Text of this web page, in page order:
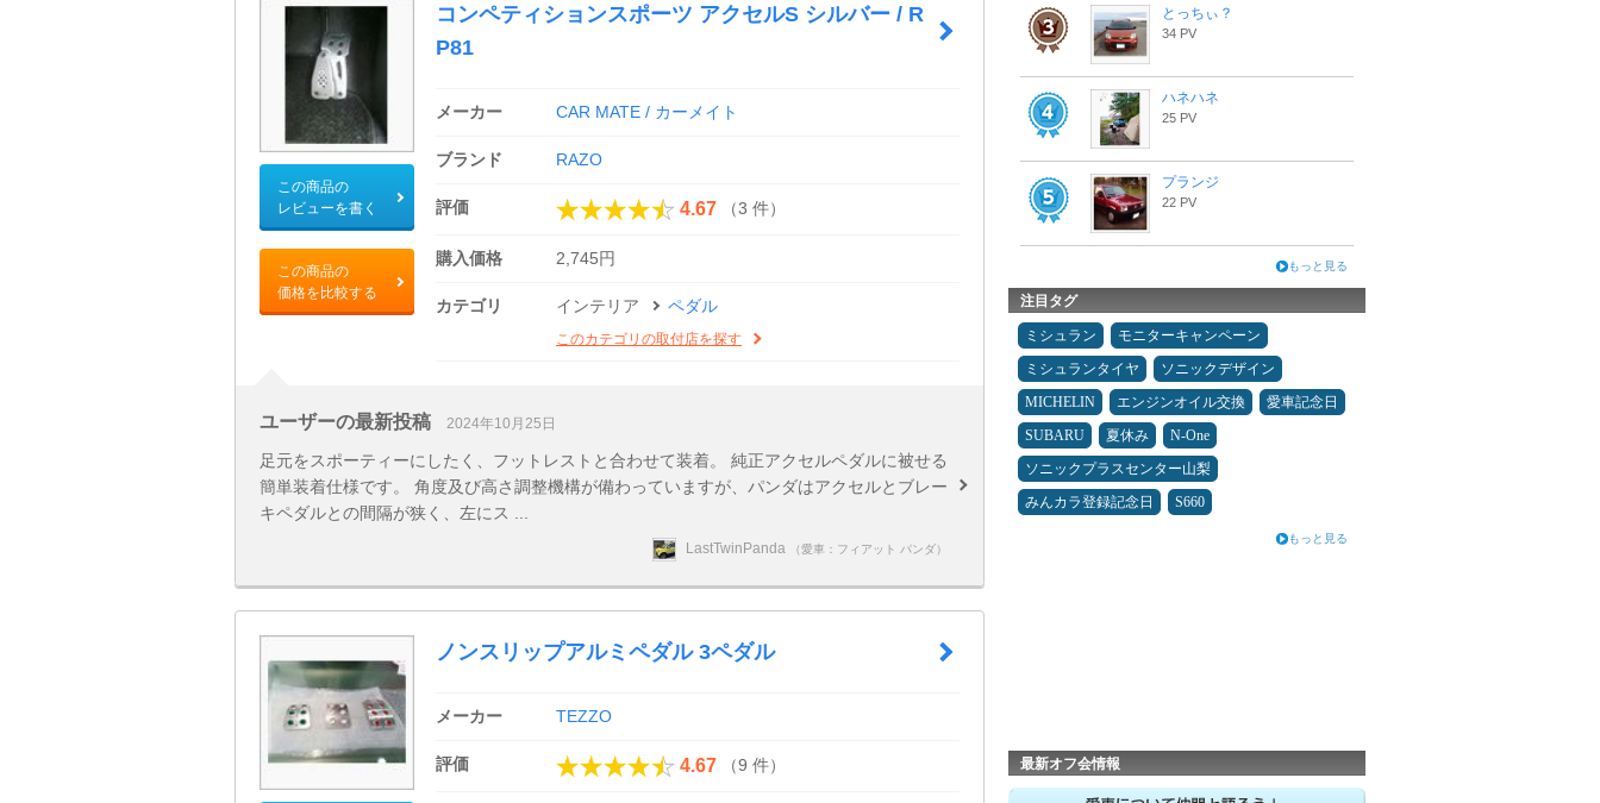
この商品の
レビューを書く
この商品の
価格を比較する
コンペティションスポーツ アクセルS シルバー / R
P81
メーカー CAR MATE / カーメイト
ブランド RAZO
評価 4.67 （3 件）
購入価格 2,745円
カテゴリ インテリア ペダル
このカテゴリの取付店を探す
ユーザーの最新投稿 2024年10月25日
足元をスポーティーにしたく、フットレストと合わせて装着。 純正アクセルペダルに被せる
簡単装着仕様です。 角度及び高さ調整機構が備わっていますが、パンダはアクセルとブレー
キペダルとの間隔が狭く、左にス ...
LastTwinPanda （愛車：フィアット パンダ）
ノンスリップアルミペダル 3ペダル
メーカー TEZZO
評価 4.67 （9 件）
とっちぃ？
34 PV
ハネハネ
25 PV
プランジ
22 PV
もっと見る
注目タグ
ミシュラン
モニターキャンペーン
ミシュランタイヤ
ソニックデザイン
MICHELIN
エンジンオイル交換
愛車記念日
SUBARU
夏休み
N-One
ソニックプラスセンター山梨
みんカラ登録記念日
S660
もっと見る
最新オフ会情報